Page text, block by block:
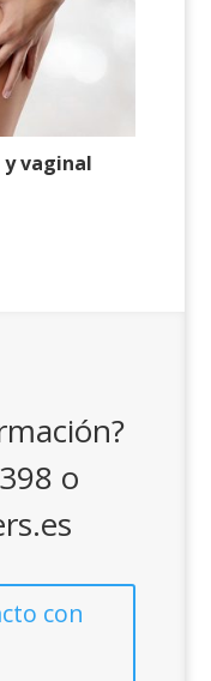
vaginal
o
con